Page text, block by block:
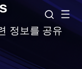
정보를 공유